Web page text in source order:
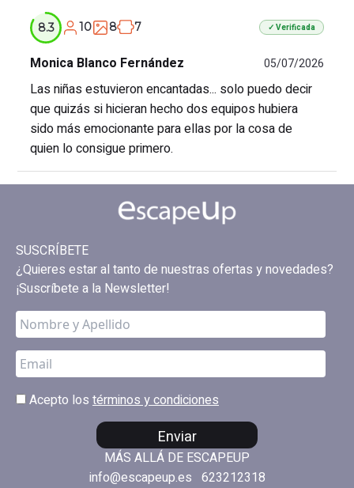
8.3 10 8 7 ✓ Verificada
Monica Blanco Fernández 05/07/2026
Las niñas estuvieron encantadas... solo puedo decir
que quizás si hicieran hecho dos equipos hubiera
sido más emocionante para ellas por la cosa de
quien lo consigue primero.
SUSCRÍBETE
¿Quieres estar al tanto de nuestras ofertas y novedades?
¡Suscríbete a la Newsletter!
Acepto los términos y condiciones
Enviar
MÁS ALLÁ DE ESCAPEUP
info@escapeup.es 623212318